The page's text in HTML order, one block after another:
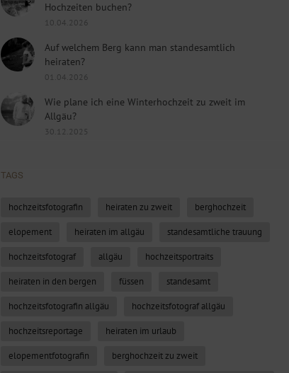
Hochzeiten buchen?
10.04.2026
Auf welchem Berg kann man standesamtlich
heiraten?
01.04.2026
Wie plane ich eine Winterhochzeit zu zweit im
Allgäu?
30.12.2025
TAGS
hochzeitsfotografin heiraten zu zweit berghochzeit
elopement heiraten im allgäu standesamtliche trauung
hochzeitsfotograf allgäu hochzeitsportraits
heiraten in den bergen füssen standesamt
hochzeitsfotografin allgäu hochzeitsfotograf allgäu
hochzeitsreportage heiraten im urlaub
elopementfotografin berghochzeit zu zweit